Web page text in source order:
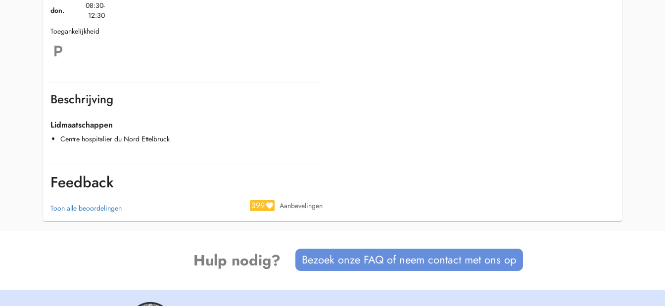
don.
08:30-
12:30
Toegankelijkheid
Beschrijving
Lidmaatschappen
Centre hospitalier du Nord Ettelbruck
Feedback
Toon alle beoordelingen 399 Aanbevelingen
Hulp nodig? Bezoek onze FAQ of neem contact met ons op